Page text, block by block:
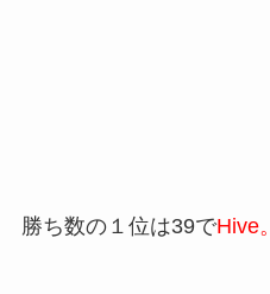
勝ち数の１位は39でHive。